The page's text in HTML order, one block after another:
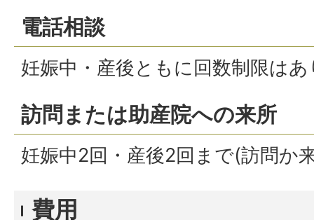
電話相談
妊娠中・産後ともに回数制限は
訪問または助産院への来所
妊娠中2回・産後2回まで(訪問か
費用